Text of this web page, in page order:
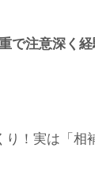
で注意深く
り！実は「相